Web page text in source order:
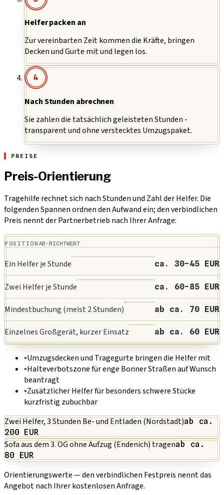
Helfer packen an
Zur vereinbarten Zeit kommen die Kräfte, bringen
Decken und Gurte mit und legen los.
4
Nach Stunden abrechnen
Sie zahlen die tatsächlich geleisteten Stunden -
transparent und ohne verstecktes Umzugspaket.
PREISE
Preis-Orientierung
Tragehilfe rechnet sich nach Stunden und Zahl der Helfer. Die
folgenden Spannen ordnen den Aufwand ein; den verbindlichen
Preis nennt der Partnerbetrieb nach Ihrer Anfrage:
POSITION AB-RICHTWERT
Ein Helfer je Stunde ca. 30-45 EUR
Zwei Helfer je Stunde ca. 60-85 EUR
Mindestbuchung (meist 2 Stunden) ab ca. 70 EUR
Einzelnes Großgerät, kurzer Einsatz ab ca. 60 EUR
▪Umzugsdecken und Tragegurte bringen die Helfer mit
▪Halteverbotszone für enge Bonner Straßen auf Wunsch
beantragt
▪Zusätzlicher Helfer für besonders schwere Stücke
kurzfristig zubuchbar
Zwei Helfer, 3 Stunden Be- und Entladen (Nordstadt)ab ca.
200 EUR
Sofa aus dem 3. OG ohne Aufzug (Endenich) tragenab ca.
80 EUR
Orientierungswerte — den verbindlichen Festpreis nennt das
Angebot nach Ihrer kostenlosen Anfrage.